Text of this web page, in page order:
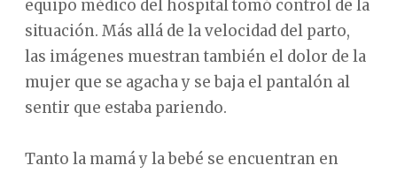
equipo médico del hospital tomó control de la
situación. Más allá de la velocidad del parto,
las imágenes muestran también el dolor de la
mujer que se agacha y se baja el pantalón al
sentir que estaba pariendo.
Tanto la mamá y la bebé se encuentran en